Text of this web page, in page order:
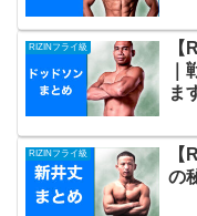
RIZINフライ級
ま
RIZINフライ級
の